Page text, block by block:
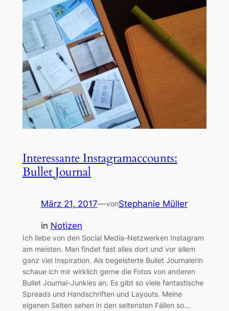
Interessante Instagramaccounts:
Bullet Journal
März 21, 2017—vonStephanie Müller
in Notizen
Ich liebe von den Social Media-Netzwerken Instagram
am meisten. Man findet fast alles dort und vor allem
ganz viel Inspiration. Als begeisterte Bullet Journalerin
schaue ich mir wirklich gerne die Fotos von anderen
Bullet Journal-Junkies an. Es gibt so viele fantastische
Spreads und Handschriften und Layouts. Meine
eigenen Seiten sehen in den seltensten Fällen so…